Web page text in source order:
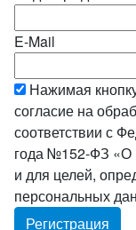
E-Mail
Нажимая
согласие на
соответствии с
года №152-ФЗ «О
и для целей,
персональных